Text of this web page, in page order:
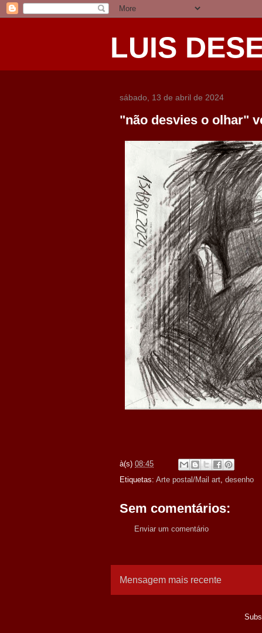
LUIS
sábado, 13 de abril de 2024
"não desvies o olhar"
à(s) 08:45
Etiquetas: Arte postal/Mail art, desenho
Sem comentários:
Enviar um comentário
Mensagem mais recente